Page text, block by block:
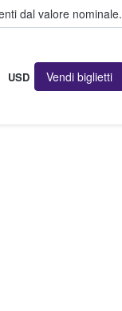
dal valore nominale.
USD Vendi biglietti